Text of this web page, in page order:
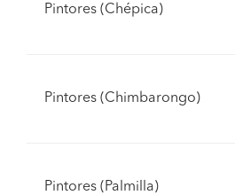
Pintores (Chépica)
Pintores (Chimbarongo)
Pintores (Palmilla)